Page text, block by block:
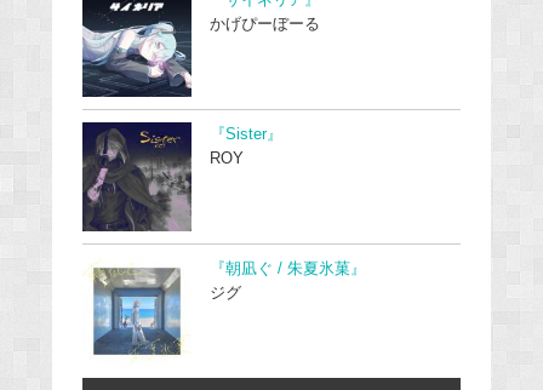
かげぴーぼーる
『Sister』
ROY
『朝凪ぐ / 朱夏氷菓』
ジグ